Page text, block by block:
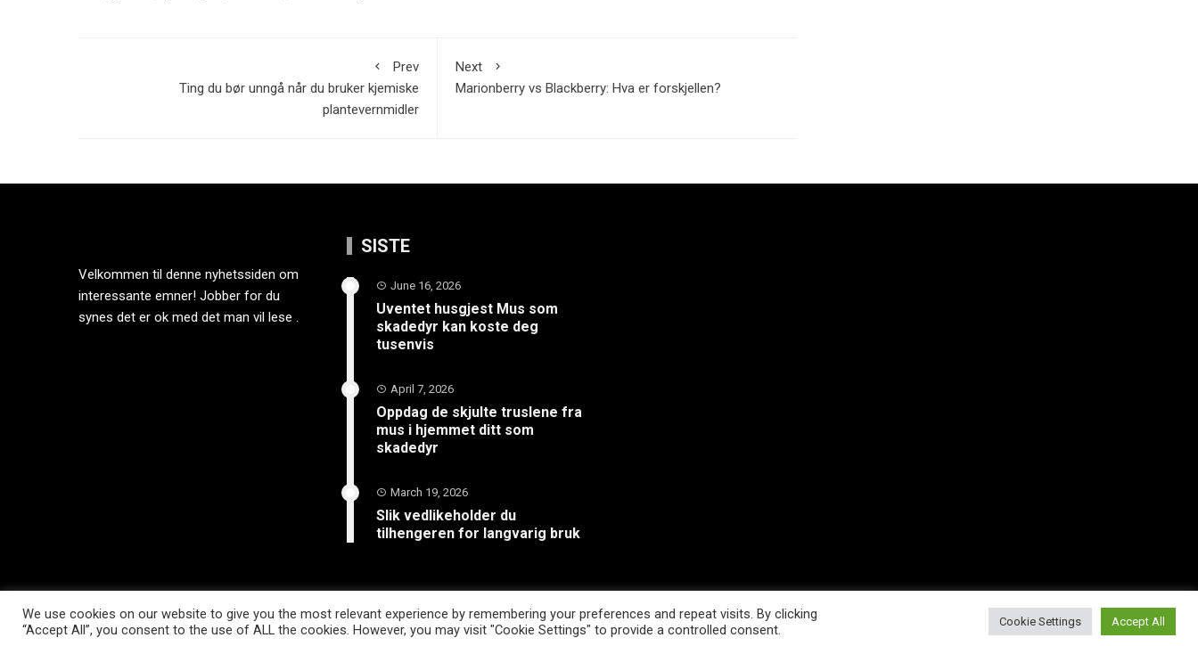
Prev
Ting du bør unngå når du bruker kjemiske
plantevernmidler
Next
Marionberry vs Blackberry: Hva er forskjellen?
Velkommen til denne nyhetssiden om
interessante emner! Jobber for du
synes det er ok med det man vil lese .
SISTE
June 16, 2026
Uventet husgjest Mus som
skadedyr kan koste deg
tusenvis
April 7, 2026
Oppdag de skjulte truslene fra
mus i hjemmet ditt som
skadedyr
March 19, 2026
Slik vedlikeholder du
tilhengeren for langvarig bruk
WordPress Theme |Viralby HashThemes
We use cookies on our website to give you the most relevant experience by remembering your preferences and repeat visits. By clicking
“Accept All”, you consent to the use of ALL the cookies. However, you may visit "Cookie Settings" to provide a controlled consent.
Cookie Settings Accept All